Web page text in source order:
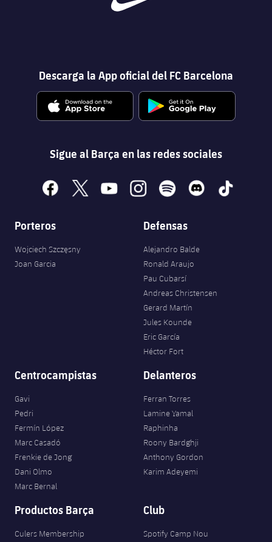
Descarga la App oficial del FC Barcelona
Sigue al Barça en las redes sociales
facebook
x youtubeinstagramspotify discord tiktok
Porteros
Wojciech Szczęsny
Joan Garcia
Defensas
Alejandro Balde
Ronald Araujo
Pau Cubarsí
Andreas Christensen
Gerard Martín
Jules Kounde
Eric García
Héctor Fort
Centrocampistas
Gavi
Pedri
Fermín López
Marc Casadó
Frenkie de Jong
Dani Olmo
Marc Bernal
Delanteros
Ferran Torres
Lamine Yamal
Raphinha
Roony Bardghji
Anthony Gordon
Karim Adeyemi
Productos Barça
Culers Membership
Club
Spotify Camp Nou